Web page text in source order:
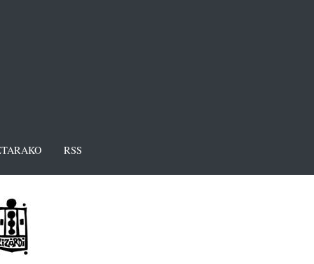
RSS